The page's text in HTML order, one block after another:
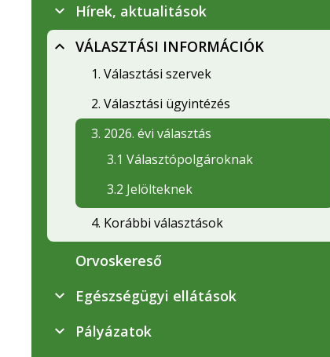
Hírek, aktualitások
VÁLASZTÁSI INFORMÁCIÓK
1. Választási szervek
2. Választási ügyintézés
3. 2026. évi választás
3.1 Választópolgároknak
3.2 Jelölteknek
4. Korábbi választások
Orvoskereső
Egészségügyi ellátások
Pályázatok